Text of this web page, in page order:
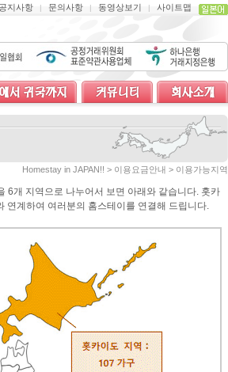
지사항 | 문의사항 | 동영상보기 | 사이트맵
Homestay in JAPAN!! > 이용요금안내 > 이용가능지역
6개 지역으로 나누어서 보면 아래와 같습니다. 홋카
연계하여 여러분의 홈스테이를 연결해 드립니다.